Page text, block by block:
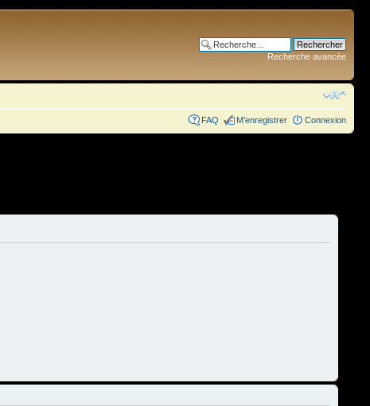
Recherche avancée
FAQ M’enregistrer Connexion